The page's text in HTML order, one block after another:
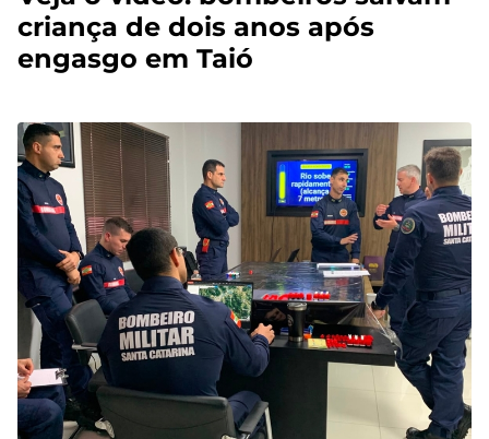
criança de dois anos após
engasgo em Taió